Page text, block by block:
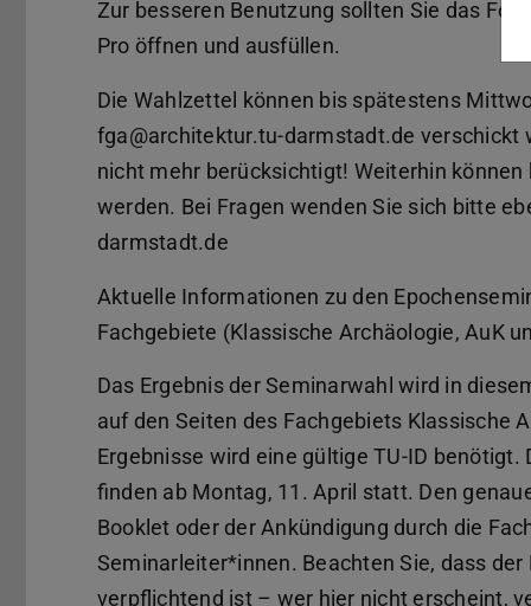
Zur besseren Benutzung sollten Sie das
Pro öffnen und ausfüllen.
Die Wahlzettel können bis spätestens
fga@architektur.tu-darmstadt.de verschickt
nicht mehr berücksichtigt! Weiterhin
werden. Bei Fragen wenden Sie sich bitte
darmstadt.de
Aktuelle Informationen zu den
Fachgebiete (Klassische Archäologie, AuK
Das Ergebnis der Seminarwahl wird in
auf den Seiten des Fachgebiets Klassische
Ergebnisse wird eine gültige TU-ID
finden ab Montag, 11. April statt. Den
Booklet oder der Ankündigung durch die
Seminarleiter*innen. Beachten Sie, dass
verpflichtend ist – wer hier nicht erscheint,